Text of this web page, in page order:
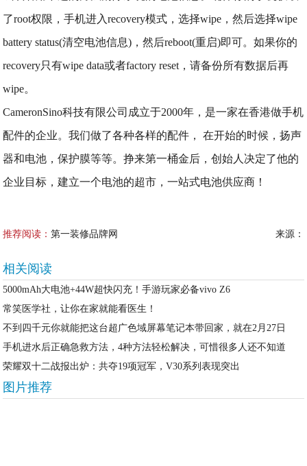
了root权限，手机进入recovery模式，选择wipe，然后选择wipe
battery status(清空电池信息)，然后reboot(重启)即可。如果你的
recovery只有wipe data或者factory reset，请备份所有数据后再
wipe。
CameronSino科技有限公司成立于2000年，是一家在香港做手机
配件的企业。我们做了各种各样的配件， 在开始的时候，扬声
器和电池，保护膜等等。挣来第一桶金后，创始人决定了他的
企业目标，建立一个电池的超市，一站式电池供应商！
推荐阅读：第一装修品牌网 来源：
相关阅读
5000mAh大电池+44W超快闪充！手游玩家必备vivo Z6
常笑医学社，让你在家就能看医生！
不到四千元你就能把这台超广色域屏幕笔记本带回家，就在2月27日
手机进水后正确急救方法，4种方法轻松解决，可惜很多人还不知道
荣耀双十二战报出炉：共夺19项冠军，V30系列表现突出
图片推荐